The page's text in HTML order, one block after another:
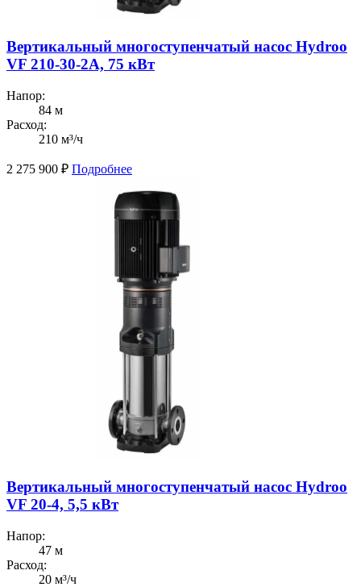
Вертикальный многоступенчатый насос Hydroo
VF 210-30-2A, 75 кВт
Напор:
84 м
Расход:
210 м³/ч
2 275 900 ₽ Подробнее
Вертикальный многоступенчатый насос Hydroo
VF 20-4, 5,5 кВт
Напор:
47 м
Расход:
20 м³/ч